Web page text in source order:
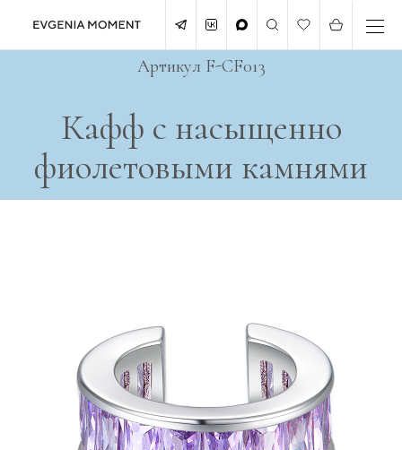
Кафф с насыщенно
фиолетовыми камнями
Артикул F-CF013